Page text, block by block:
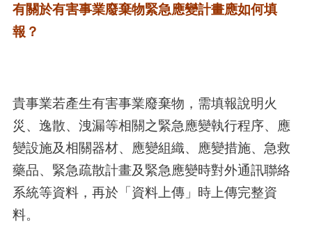
有關於有害事業廢棄物緊急應變計畫應如何填
報？
貴事業若產生有害事業廢棄物，需填報說明火
災、逸散、洩漏等相關之緊急應變執行程序、應
變設施及相關器材、應變組織、應變措施、急救
藥品、緊急疏散計畫及緊急應變時對外通訊聯絡
系統等資料，再於「資料上傳」時上傳完整資
料。